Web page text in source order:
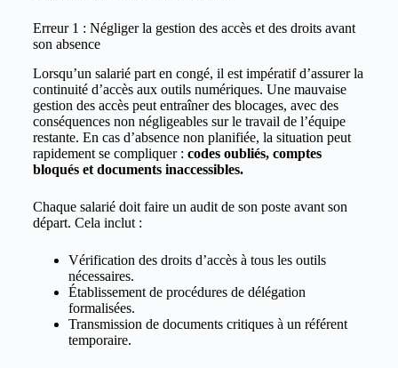
Erreur 1 : Négliger la gestion des accès et des droits avant
son absence
Lorsqu’un salarié part en congé, il est impératif d’assurer la
continuité d’accès aux outils numériques. Une mauvaise
gestion des accès peut entraîner des blocages, avec des
conséquences non négligeables sur le travail de l’équipe
restante. En cas d’absence non planifiée, la situation peut
rapidement se compliquer : codes oubliés, comptes
bloqués et documents inaccessibles.
Chaque salarié doit faire un audit de son poste avant son
départ. Cela inclut :
Vérification des droits d’accès à tous les outils
nécessaires.
Établissement de procédures de délégation
formalisées.
Transmission de documents critiques à un référent
temporaire.